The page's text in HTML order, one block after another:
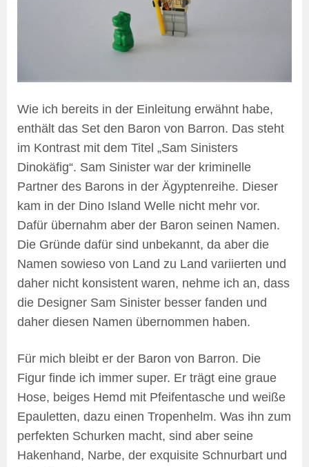
Wie ich bereits in der Einleitung erwähnt habe,
enthält das Set den Baron von Barron. Das steht
im Kontrast mit dem Titel „Sam Sinisters
Dinokäfig“. Sam Sinister war der kriminelle
Partner des Barons in der Ägyptenreihe. Dieser
kam in der Dino Island Welle nicht mehr vor.
Dafür übernahm aber der Baron seinen Namen.
Die Gründe dafür sind unbekannt, da aber die
Namen sowieso von Land zu Land variierten und
daher nicht konsistent waren, nehme ich an, dass
die Designer Sam Sinister besser fanden und
daher diesen Namen übernommen haben.
Für mich bleibt er der Baron von Barron. Die
Figur finde ich immer super. Er trägt eine graue
Hose, beiges Hemd mit Pfeifentasche und weiße
Epauletten, dazu einen Tropenhelm. Was ihn zum
perfekten Schurken macht, sind aber seine
Hakenhand, Narbe, der exquisite Schnurbart und